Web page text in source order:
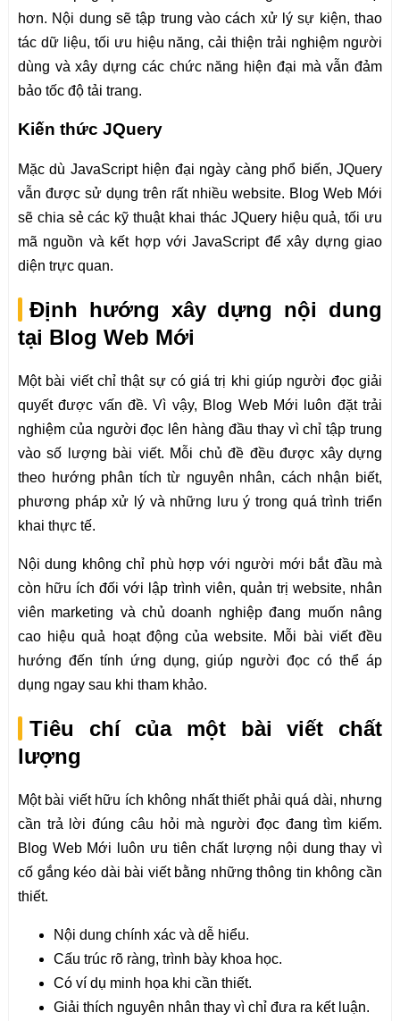
hơn. Nội dung sẽ tập trung vào cách xử lý sự kiện, thao
tác dữ liệu, tối ưu hiệu năng, cải thiện trải nghiệm người
dùng và xây dựng các chức năng hiện đại mà vẫn đảm
bảo tốc độ tải trang.
Kiến thức JQuery
Mặc dù JavaScript hiện đại ngày càng phổ biến, JQuery
vẫn được sử dụng trên rất nhiều website. Blog Web Mới
sẽ chia sẻ các kỹ thuật khai thác JQuery hiệu quả, tối ưu
mã nguồn và kết hợp với JavaScript để xây dựng giao
diện trực quan.
Định hướng xây dựng nội dung
tại Blog Web Mới
Một bài viết chỉ thật sự có giá trị khi giúp người đọc giải
quyết được vấn đề. Vì vậy, Blog Web Mới luôn đặt trải
nghiệm của người đọc lên hàng đầu thay vì chỉ tập trung
vào số lượng bài viết. Mỗi chủ đề đều được xây dựng
theo hướng phân tích từ nguyên nhân, cách nhận biết,
phương pháp xử lý và những lưu ý trong quá trình triển
khai thực tế.
Nội dung không chỉ phù hợp với người mới bắt đầu mà
còn hữu ích đối với lập trình viên, quản trị website, nhân
viên marketing và chủ doanh nghiệp đang muốn nâng
cao hiệu quả hoạt động của website. Mỗi bài viết đều
hướng đến tính ứng dụng, giúp người đọc có thể áp
dụng ngay sau khi tham khảo.
Tiêu chí của một bài viết chất
lượng
Một bài viết hữu ích không nhất thiết phải quá dài, nhưng
cần trả lời đúng câu hỏi mà người đọc đang tìm kiếm.
Blog Web Mới luôn ưu tiên chất lượng nội dung thay vì
cố gắng kéo dài bài viết bằng những thông tin không cần
thiết.
Nội dung chính xác và dễ hiểu.
Cấu trúc rõ ràng, trình bày khoa học.
Có ví dụ minh họa khi cần thiết.
Giải thích nguyên nhân thay vì chỉ đưa ra kết luận.